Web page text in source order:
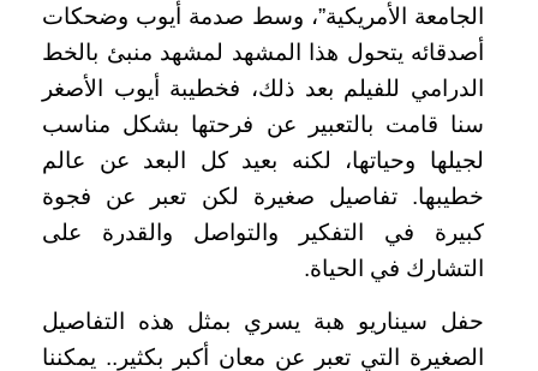
الجامعة الأمريكية”، وسط صدمة أيوب وضحكات
أصدقائه يتحول هذا المشهد لمشهد منبئ بالخط
الدرامي للفيلم بعد ذلك، فخطيبة أيوب الأصغر
سنا قامت بالتعبير عن فرحتها بشكل مناسب
لجيلها وحياتها، لكنه بعيد كل البعد عن عالم
خطيبها. تفاصيل صغيرة لكن تعبر عن فجوة
كبيرة في التفكير والتواصل والقدرة على
التشارك في الحياة.
حفل سيناريو هبة يسري بمثل هذه التفاصيل
الصغيرة التي تعبر عن معان أكبر بكثير.. يمكننا